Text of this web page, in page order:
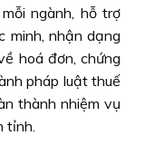
ngành, hỗ trợ
minh, nhận dạng
hoá đơn, chứng
pháp luật thuế
thành nhiệm vụ
tỉnh.